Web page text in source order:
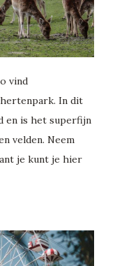
vind
In dit
en is het superfijn
velden. Neem
je kunt je hier